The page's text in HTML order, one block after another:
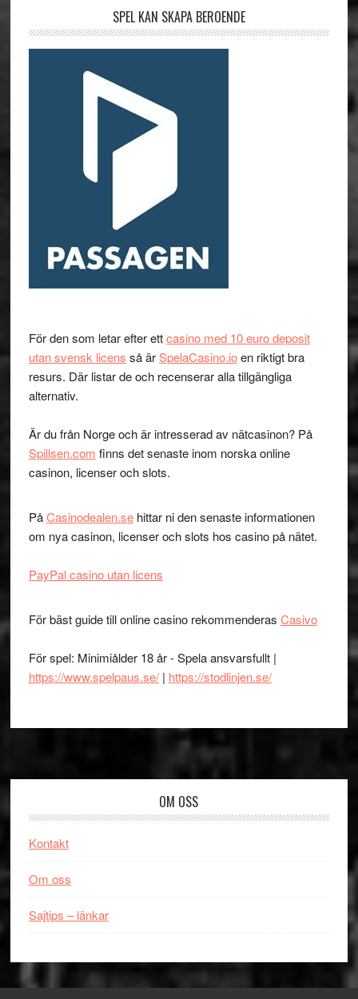
SPEL KAN SKAPA BEROENDE
För den som letar efter ettcasino med 10 euro deposit
utan svensk licens så ärSpelaCasino.ioen riktigt bra
resurs. Där listar de och recenserar alla tillgängliga
alternativ.
Är du från Norge och är intresserad av nätcasinon? På
Spillsen.com finns det senaste inom norska online
casinon, licenser och slots.
PåCasinodealen.sehittar ni den senaste informationen
om nya casinon, licenser och slots hos casino på nätet.
PayPal casino utan licens
För bäst guide till online casino rekommenderas Casivo
För spel: Minimiålder 18 år - Spela ansvarsfullt |
https://www.spelpaus.se/| https://stodlinjen.se/
OM OSS
Kontakt
Om oss
Sajtips – länkar